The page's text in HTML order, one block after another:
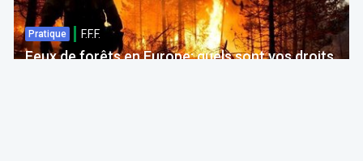
Pratique F.F.F.
Feux de forêts en Europe: quels sont vos droits